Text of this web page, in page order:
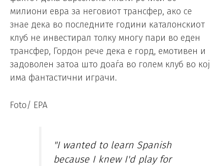
милиони евра за неговиот трансфер, ако се
знае дека во последните години каталонскиот
клуб не инвестирал толку многу пари во еден
трансфер, Гордон рече дека е горд, емотивен и
задоволен затоа што доаѓа во голем клуб во кој
има фантастични играчи.
Foto/ EPA
"I wanted to learn Spanish
because I knew I'd play for